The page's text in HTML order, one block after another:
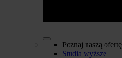
Poznaj naszą ofertę
Studia wyższe